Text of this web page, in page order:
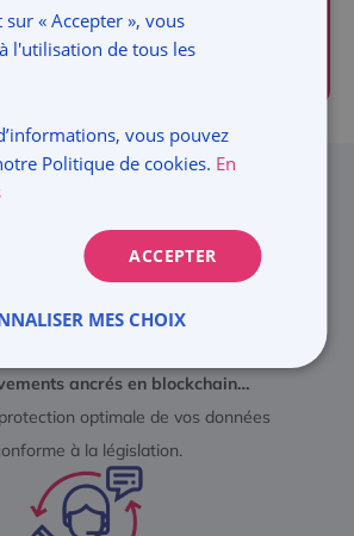
NOTRE
DÈS MAINTENANT !
de la solution
ancrés en blockchain…
optimale de vos données
à la législation.
sur « Accepter », vous
l'utilisation de tous les
vous pouvez
Politique de cookies. En
ACCEPTER
MES CHOIX